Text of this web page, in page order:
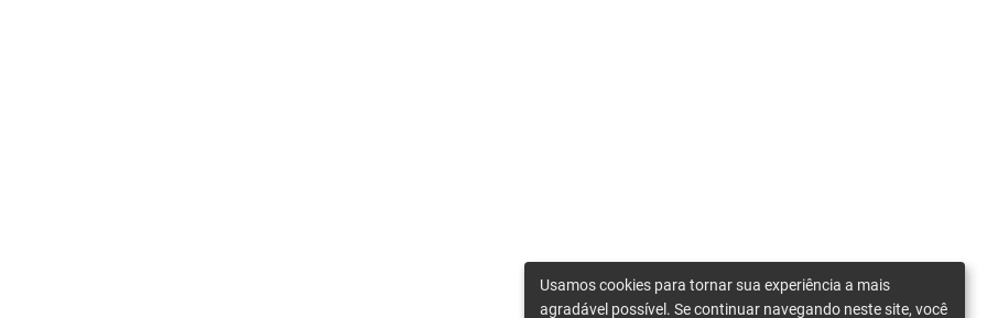
Usamos cookies para tornar sua experiência a mais
agradável possível. Se continuar navegando neste site, você